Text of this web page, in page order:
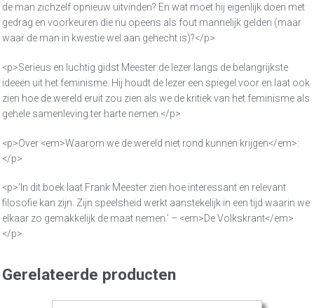
de man zichzelf opnieuw uitvinden? En wat moet hij eigenlijk doen met
gedrag en voorkeuren die nu opeens als fout mannelijk gelden (maar
waar de man in kwestie wel aan gehecht is)?</p>
<p>Serieus en luchtig gidst Meester de lezer langs de belangrijkste
ideeën uit het feminisme. Hij houdt de lezer een spiegel voor en laat ook
zien hoe de wereld eruit zou zien als we de kritiek van het feminisme als
gehele samenleving ter harte nemen.</p>
<p>Over <em>Waarom we de wereld niet rond kunnen krijgen</em>:
</p>
<p>‘In dit boek laat Frank Meester zien hoe interessant en relevant
filosofie kan zijn. Zijn speelsheid werkt aanstekelijk in een tijd waarin we
elkaar zo gemakkelijk de maat nemen.’ – <em>De Volkskrant</em>
</p>
Gerelateerde producten